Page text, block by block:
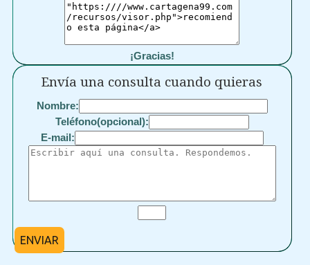
¡Gracias!
Envía una consulta cuando quieras
Nombre:
Teléfono(opcional):
E-mail:
ENVIAR